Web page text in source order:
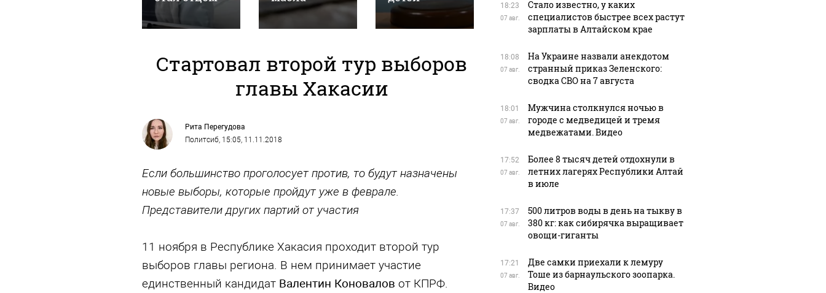
Стартовал второй тур выборов
главы Хакасии
Рита Перегудова
Политсиб, 15:05, 11.11.2018
Если большинство проголосует против, то будут назначены
новые выборы, которые пройдут уже в феврале.
Представители других партий от участия
11 ноября в Республике Хакасия проходит второй тур
выборов главы региона. В нем принимает участие
единственный кандидат Валентин Коновалов от КПРФ.
18:23
07 авг.
Стало известно, у каких
специалистов быстрее всех растут
зарплаты в Алтайском крае
18:08
07 авг.
На Украине назвали анекдотом
странный приказ Зеленского:
сводка СВО на 7 августа
18:01
07 авг.
Мужчина столкнулся ночью в
городе с медведицей и тремя
медвежатами. Видео
17:52
07 авг.
Более 8 тысяч детей отдохнули в
летних лагерях Республики Алтай
в июле
17:37
07 авг.
500 литров воды в день на тыкву в
380 кг: как сибирячка выращивает
овощи-гиганты
17:21
07 авг.
Две самки приехали к лемуру
Тоше из барнаульского зоопарка.
Видео